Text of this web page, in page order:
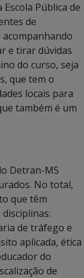
Pública de
de
e tirar dúvidas
do curso, seja
que tem o
locais para
também é um
Detran-MS
No total,
que têm
de tráfego e
aplicada, ética
do
de